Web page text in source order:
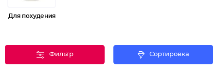
Для похудения
Фильтр Сортировка